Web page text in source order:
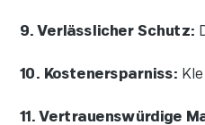
9. Verlässlicher Schutz:
10. Kostenersparniss:
11. Vertrauenswürdige